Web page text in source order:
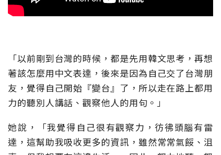
「以前剛到台灣的時候，都是先用韓文思考，再想
著該怎麼用中文表達，後來是因為自己交了台灣朋
友，覺得自己開始『變台』了，所以走在路上都用
力的聽別人講話、觀察他人的用句。」
她說，「我覺得自己很有觀察力，彷彿頭腦有雷
達，這幫助我吸收更多的資訊，雖然常常氣餒、沮